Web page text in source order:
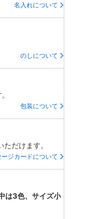
名入れについて
のしについて
包装について
だけます。
ージカードについて
は3色、サイズ小